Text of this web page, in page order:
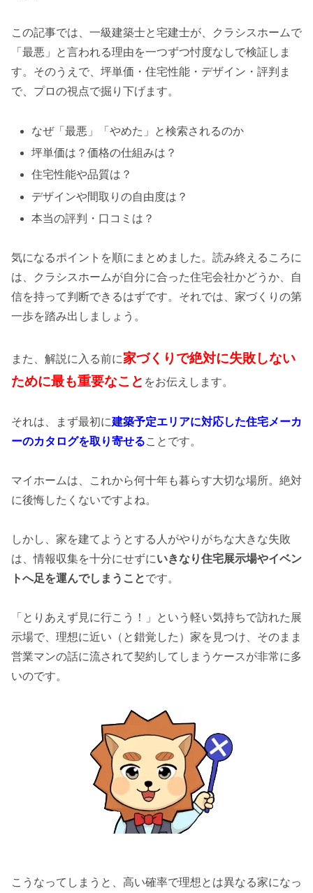
この記事では、一級建築士と宅建士が、クラシスホームで
「最悪」と言われる理由を一つずつ忖度なしで検証しま
す。そのうえで、坪単価・住宅性能・デザイン・評判ま
で、プロの視点で掘り下げます。
なぜ「最悪」「やめた」と検索されるのか
坪単価は？価格の仕組みは？
住宅性能や品質は？
デザインや間取りの自由度は？
本当の評判・口コミは？
気になるポイントを順にまとめました。読み終えるころに
は、クラシスホームが自分に合った住宅会社かどうか、自
信を持って判断できるはずです。それでは、家づくりの第
一歩を踏み出しましょう。
また、解説に入る前に家づくりで絶対に失敗しない
ために最も重要なこと をお伝えします。
それは、まず最初に建築予定エリアに対応した住宅メーカ
ーのカタログを取り寄せることです。
マイホームは、これから何十年も暮らす大切な場所。絶対
に後悔したくないですよね。
しかし、家を建てようとする人がやりがちな大きな失敗
は、情報収集を十分にせずにいきなり住宅展示場やイベン
トへ足を運んでしまうことです。
「とりあえず見に行こう！」という軽い気持ちで訪れた展
示場で、理想に近い（と錯覚した）家を見つけ、そのまま
営業マンの話に流されて契約してしまうケースが非常に多
いのです。
こうなってしまうと、高い確率で理想とは異なる家になっ